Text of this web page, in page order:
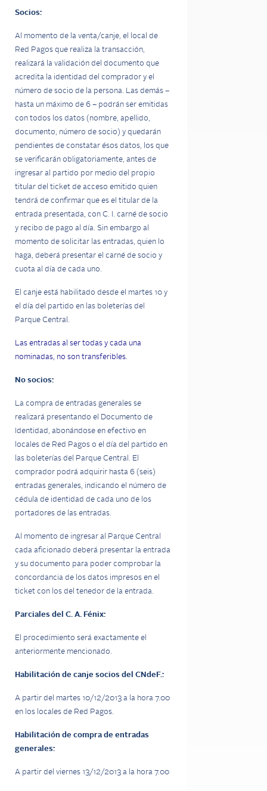
Socios:
Al momento de la venta/canje, el local de
Red Pagos que realiza la transacción,
realizará la validación del documento que
acredita la identidad del comprador y el
número de socio de la persona. Las demás –
hasta un máximo de 6 – podrán ser emitidas
con todos los datos (nombre, apellido,
documento, número de socio) y quedarán
pendientes de constatar ésos datos, los que
se verificarán obligatoriamente, antes de
ingresar al partido por medio del propio
titular del ticket de acceso emitido quien
tendrá de confirmar que es el titular de la
entrada presentada, con C. I. carné de socio
y recibo de pago al día. Sin embargo al
momento de solicitar las entradas, quien lo
haga, deberá presentar el carné de socio y
cuota al día de cada uno.
El canje está habilitado desde el martes 10 y
el día del partido en las boleterías del
Parque Central.
Las entradas al ser todas y cada una
nominadas, no son transferibles.
No socios:
La compra de entradas generales se
realizará presentando el Documento de
Identidad, abonándose en efectivo en
locales de Red Pagos o el día del partido en
las boleterías del Parque Central. El
comprador podrá adquirir hasta 6 (seis)
entradas generales, indicando el número de
cédula de identidad de cada uno de los
portadores de las entradas.
Al momento de ingresar al Parque Central
cada aficionado deberá presentar la entrada
y su documento para poder comprobar la
concordancia de los datos impresos en el
ticket con los del tenedor de la entrada.
Parciales del C. A. Fénix:
El procedimiento será exactamente el
anteriormente mencionado.
Habilitación de canje socios del CNdeF.:
A partir del martes 10/12/2013 a la hora 7.00
en los locales de Red Pagos.
Habilitación de compra de entradas
generales:
A partir del viernes 13/12/2013 a la hora 7.00